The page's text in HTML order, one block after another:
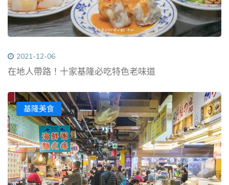
2021-12-06
在地人帶路！十家基隆必吃特色老味道
基隆美食